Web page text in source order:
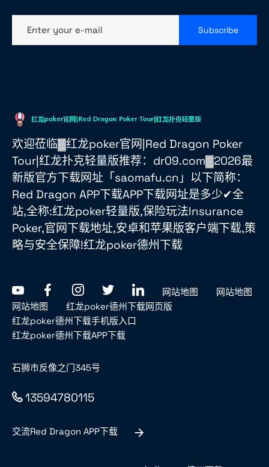
Enter your e-mail Subscribe
欢迎莅临▓红龙poker官网|Red Dragon Poker
Tour|红龙扑克轻量版推荐：dr09.com▓2026最
新版官方下载网址「saomafu.cn」以下简称：
Red Dragon APP下载APP下载网址是多少✔全
站,全称:红龙poker轻量版,保险玩法Insurance
Poker,官网下载地址,安卓和苹果版客户端下载,策
略与安全保障!红龙poker德州下载
网站地图
网站地图
网站地图
红龙poker德州下载网页版
红龙poker德州下载手机版入口
红龙poker德州下载APP下载
石狮市反像之门345号
13594780115
交流Red Dragon APP下载